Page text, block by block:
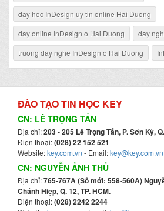
day hoc InDesign uy tin online Hai Duong
day online InDesign o Hai Duong
day
truong day nghe InDesign o Hai Duong
ĐÀO TẠO TIN HỌC KEY
CN: LÊ TRỌNG TẤN
Địa chỉ:203 - 205 Lê Trọng Tấn, P. Sơn Kỳ,
Điện thoại:(028) 22 152 521
Website:key.com.vn - Email:key@key.com.vn
CN: NGUYỄN ẢNH THỦ
Địa chỉ:765-767A (Số mới: 558-560A)
Chánh Hiệp, Q. 12, TP. HCM.
Điện thoại:(028) 2242 2244